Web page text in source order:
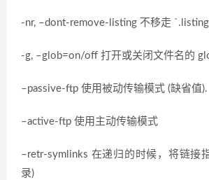
-nr, –dont-remove-listing 不移走
-g, –glob=on/off 打开或关闭文件名的
–passive-ftp 使用被动传输模式 (缺省值).
–active-ftp 使用主动传输模式
–retr-symlinks 在递归的时候，将链接
录)